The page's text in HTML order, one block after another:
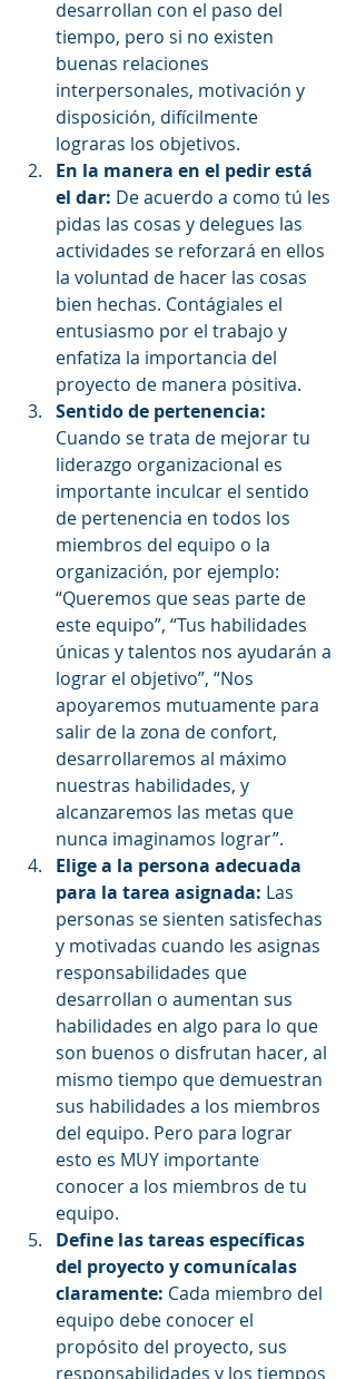
desarrollan con el paso del
tiempo, pero si no existen
buenas relaciones
interpersonales, motivación y
disposición, difícilmente
lograras los objetivos.
En la manera en el pedir está
el dar: De acuerdo a como tú les
pidas las cosas y delegues las
actividades se reforzará en ellos
la voluntad de hacer las cosas
bien hechas. Contágiales el
entusiasmo por el trabajo y
enfatiza la importancia del
proyecto de manera positiva.
Sentido de pertenencia:
Cuando se trata de mejorar tu
liderazgo organizacional es
importante inculcar el sentido
de pertenencia en todos los
miembros del equipo o la
organización, por ejemplo:
“Queremos que seas parte de
este equipo”, “Tus habilidades
únicas y talentos nos ayudarán a
lograr el objetivo”, “Nos
apoyaremos mutuamente para
salir de la zona de confort,
desarrollaremos al máximo
nuestras habilidades, y
alcanzaremos las metas que
nunca imaginamos lograr”.
Elige a la persona adecuada
para la tarea asignada: Las
personas se sienten satisfechas
y motivadas cuando les asignas
responsabilidades que
desarrollan o aumentan sus
habilidades en algo para lo que
son buenos o disfrutan hacer, al
mismo tiempo que demuestran
sus habilidades a los miembros
del equipo. Pero para lograr
esto es MUY importante
conocer a los miembros de tu
equipo.
Define las tareas específicas
del proyecto y comunícalas
claramente: Cada miembro del
equipo debe conocer el
propósito del proyecto, sus
responsabilidades y los tiempos